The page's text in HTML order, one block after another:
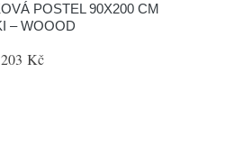
POSTEL 90X200 CM
– WOOOD
Kč